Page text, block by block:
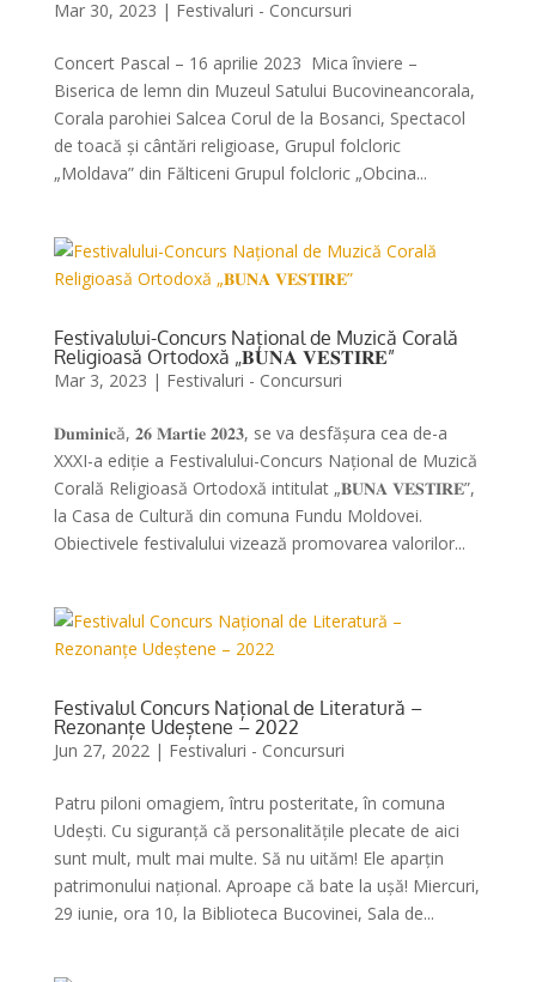
Mar 30, 2023 | Festivaluri - Concursuri
Concert Pascal – 16 aprilie 2023 Mica înviere –
Biserica de lemn din Muzeul Satului Bucovineancorala,
Corala parohiei Salcea Corul de la Bosanci, Spectacol
de toacă și cântări religioase, Grupul folcloric
„Moldava” din Fălticeni Grupul folcloric „Obcina...
Festivalului-Concurs Național de Muzică Corală
Religioasă Ortodoxă „𝐁𝐔𝐍𝐀 𝐕𝐄𝐒𝐓𝐈𝐑𝐄”
Mar 3, 2023 | Festivaluri - Concursuri
𝐃𝐮𝐦𝐢𝐧𝐢𝐜ă, 𝟐𝟔 𝐌𝐚𝐫𝐭𝐢𝐞 𝟐𝟎𝟐𝟑, se va desfășura cea de-a
XXXI-a ediție a Festivalului-Concurs Național de Muzică
Corală Religioasă Ortodoxă intitulat „𝐁𝐔𝐍𝐀 𝐕𝐄𝐒𝐓𝐈𝐑𝐄”,
la Casa de Cultură din comuna Fundu Moldovei.
Obiectivele festivalului vizează promovarea valorilor...
Festivalul Concurs Național de Literatură –
Rezonanțe Udeștene – 2022
Jun 27, 2022| Festivaluri - Concursuri
Patru piloni omagiem, întru posteritate, în comuna
Udești. Cu siguranță că personalitățile plecate de aici
sunt mult, mult mai multe. Să nu uităm! Ele aparțin
patrimonului național. Aproape că bate la ușă! Miercuri,
29 iunie, ora 10, la Biblioteca Bucovinei, Sala de...